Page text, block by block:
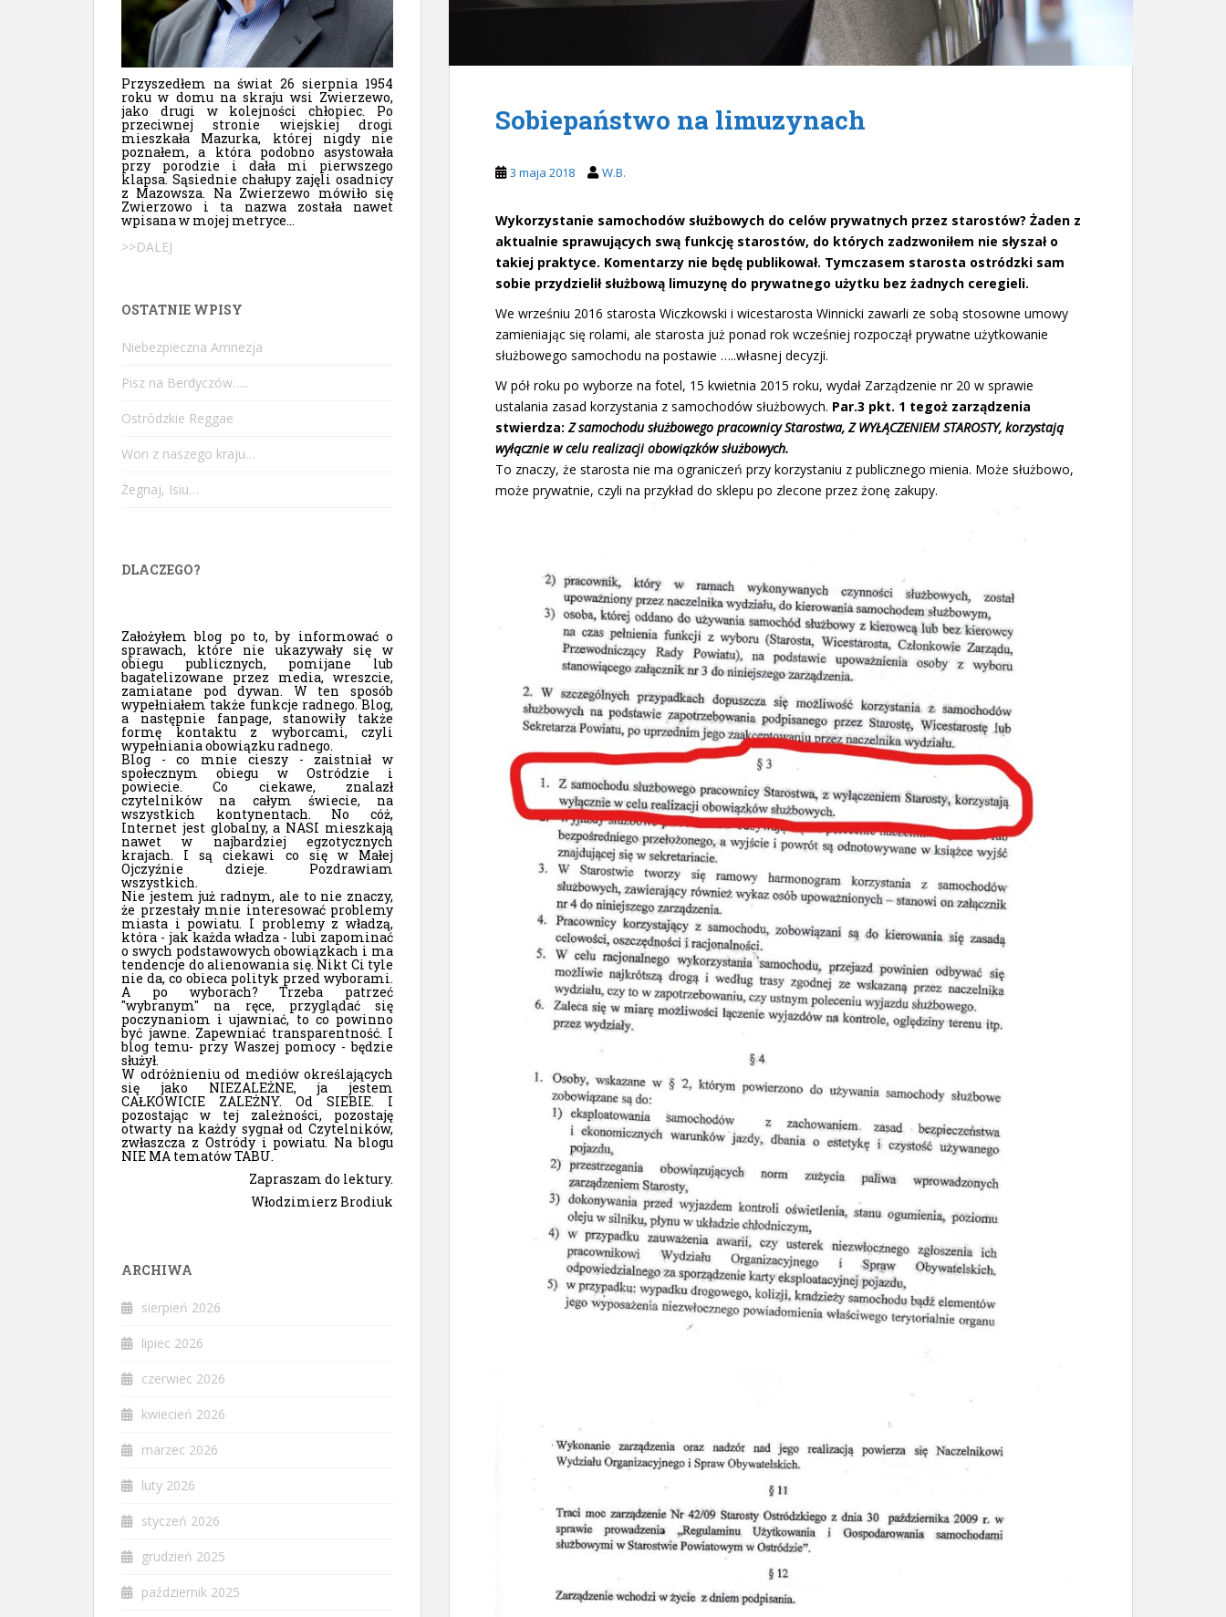
Sobiepaństwo na limuzynach
3 maja 2018 W.B.
Wykorzystanie samochodów służbowych do celów prywatnych przez starostów? Żaden z
aktualnie sprawujących swą funkcję starostów, do których zadzwoniłem nie słyszał o
takiej praktyce. Komentarzy nie będę publikował. Tymczasem starosta ostródzki sam
sobie przydzielił służbową limuzynę do prywatnego użytku bez żadnych ceregieli.
We wrześniu 2016 starosta Wiczkowski i wicestarosta Winnicki zawarli ze sobą stosowne umowy
zamieniając się rolami, ale starosta już ponad rok wcześniej rozpoczął prywatne użytkowanie
służbowego samochodu na postawie …..własnej decyzji.
W pół roku po wyborze na fotel, 15 kwietnia 2015 roku, wydał Zarządzenie nr 20 w sprawie
ustalania zasad korzystania z samochodów służbowych. Par.3 pkt. 1 tegoż zarządzenia
stwierdza:Z samochodu służbowego pracownicy Starostwa, Z WYŁĄCZENIEM STAROSTY, korzystają
wyłącznie w celu realizacji obowiązków służbowych.
To znaczy, że starosta nie ma ograniczeń przy korzystaniu z publicznego mienia. Może służbowo,
może prywatnie, czyli na przykład do sklepu po zlecone przez żonę zakupy.
Przyszedłem na świat 26 sierpnia 1954
roku w domu na skraju wsi Zwierzewo,
jako drugi w kolejności chłopiec. Po
przeciwnej stronie wiejskiej drogi
mieszkała Mazurka, której nigdy nie
poznałem, a która podobno asystowała
przy porodzie i dała mi pierwszego
klapsa. Sąsiednie chałupy zajęli osadnicy
z Mazowsza. Na Zwierzewo mówiło się
Zwierzowo i ta nazwa została nawet
wpisana w mojej metryce...
>>DALEJ
OSTATNIE WPISY
Niebezpieczna Amnezja
Pisz na Berdyczów…..
Ostródzkie Reggae
Won z naszego kraju…
Żegnaj, Isiu…
DLACZEGO?
Założyłem blog po to, by informować o
sprawach, które nie ukazywały się w
obiegu publicznych, pomijane lub
bagatelizowane przez media, wreszcie,
zamiatane pod dywan. W ten sposób
wypełniałem także funkcje radnego. Blog,
a następnie fanpage, stanowiły także
formę kontaktu z wyborcami, czyli
wypełniania obowiązku radnego.
Blog - co mnie cieszy - zaistniał w
społecznym obiegu w Ostródzie i
powiecie. Co ciekawe, znalazł
czytelników na całym świecie, na
wszystkich kontynentach. No cóż,
Internet jest globalny, a NASI mieszkają
nawet w najbardziej egzotycznych
krajach. I są ciekawi co się w Małej
Ojczyźnie dzieje. Pozdrawiam
wszystkich.
Nie jestem już radnym, ale to nie znaczy,
że przestały mnie interesować problemy
miasta i powiatu. I problemy z władzą,
która - jak każda władza - lubi zapominać
o swych podstawowych obowiązkach i ma
tendencje do alienowania się. Nikt Ci tyle
nie da, co obieca polityk przed wyborami.
A po wyborach? Trzeba patrzeć
"wybranym" na ręce, przyglądać się
poczynaniom i ujawniać, to co powinno
być jawne. Zapewniać transparentność. I
blog temu- przy Waszej pomocy - będzie
służył.
W odróżnieniu od mediów określających
się jako NIEZALEŻNE, ja jestem
CAŁKOWICIE ZALEŻNY. Od SIEBIE. I
pozostając w tej zależności, pozostaję
otwarty na każdy sygnał od Czytelników,
zwłaszcza z Ostródy i powiatu. Na blogu
NIE MA tematów TABU.
Zapraszam do lektury.
Włodzimierz Brodiuk
ARCHIWA
sierpień 2026
lipiec 2026
czerwiec 2026
kwiecień 2026
marzec 2026
luty 2026
styczeń 2026
grudzień 2025
październik 2025